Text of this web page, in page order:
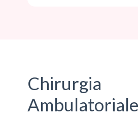
Chirurgia
Ambulatoriale